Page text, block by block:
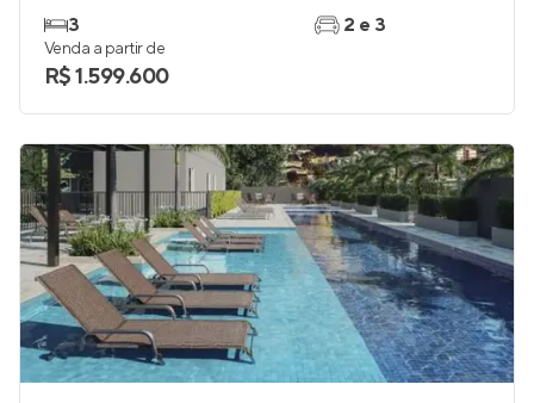
3
2 e 3
Venda a partir de
R$ 1.599.600